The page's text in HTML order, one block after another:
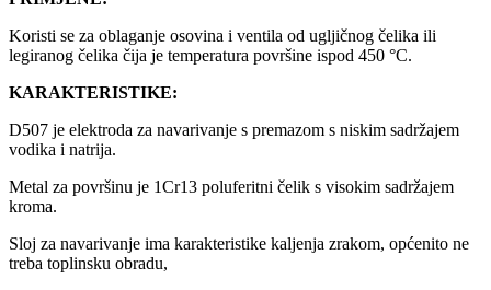
Koristi se za oblaganje osovina i ventila od ugljičnog čelika ili
legiranog čelika čija je temperatura površine ispod 450 °C.
KARAKTERISTIKE:
D507 je elektroda za navarivanje s premazom s niskim sadržajem
vodika i natrija.
Metal za površinu je 1Cr13 poluferitni čelik s visokim sadržajem
kroma.
Sloj za navarivanje ima karakteristike kaljenja zrakom, općenito ne
treba toplinsku obradu,